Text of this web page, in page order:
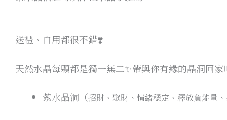
送禮、自用都很不錯❣️
天然水晶每顆都是獨一無二✨帶與你有緣的晶洞回家
紫水晶洞（招財、聚財、情緒穩定、釋放負能量